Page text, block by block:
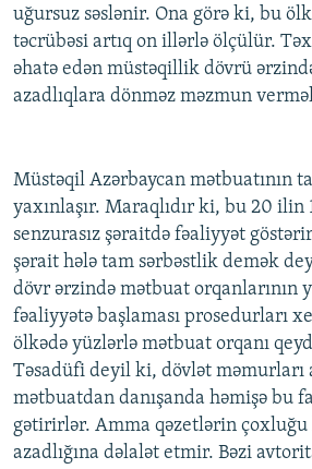
uğursuz səslənir. Ona görə ki, bu
təcrübəsi artıq on illərlə ölçülür.
əhatə edən müstəqillik dövrü
azadlıqlara dönməz məzmun
Müstəqil Azərbaycan mətbuatının
yaxınlaşır. Maraqlıdır ki, bu 20
senzurasız şəraitdə fəaliyyət
şərait hələ tam sərbəstlik demək
dövr ərzində mətbuat orqanlarının
fəaliyyətə başlaması prosedurları
ölkədə yüzlərlə mətbuat orqanı
Təsadüfi deyil ki, dövlət məmurları
mətbuatdan danışanda həmişə bu
gətirirlər. Amma qəzetlərin çoxluğu
azadlığına dəlalət etmir. Bəzi